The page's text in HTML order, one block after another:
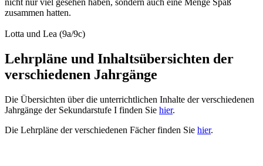
zusammen hatten.
Lotta und Lea (9a/9c)
Lehrpläne und Inhaltsübersichten der
verschiedenen Jahrgänge
Die Übersichten über die unterrichtlichen Inhalte der verschiedenen
Jahrgänge der Sekundarstufe I finden Sie hier.
Die Lehrpläne der verschiedenen Fächer finden Sie hier.